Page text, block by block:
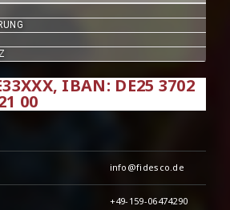
IBAN: DE25 3702
00
info@fidesco.de
+49-159-06474290